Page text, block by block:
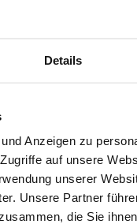
Details
Anzeigen zu
auf unsere
unserer
Unsere Partner
die Sie